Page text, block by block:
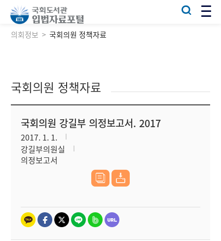
의회정보 국회의원 정책자료
국회의원 정책자료
국회의원 강길부 의정보고서. 2017
2017. 1. 1.
강길부의원실
의정보고서